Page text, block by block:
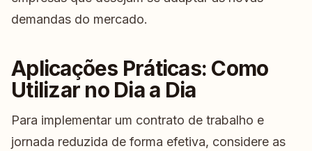
demandas do mercado.
Aplicações Práticas: Como
Utilizar no Dia a Dia
Para implementar um contrato de trabalho e
jornada reduzida de forma efetiva, considere as